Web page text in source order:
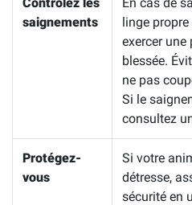
saignements
linge
exercer une
blessée.
ne pas
Si le
consultez
Protégez-
vous
Si votre
détresse,
sécurité en